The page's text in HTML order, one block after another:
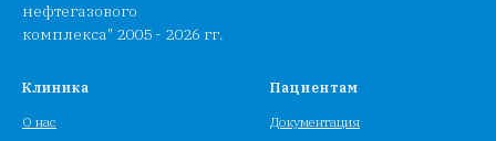
нефтегазового
комплекса" 2005 - 2026 гг.
Клиника
О нас
Пациентам
Документация